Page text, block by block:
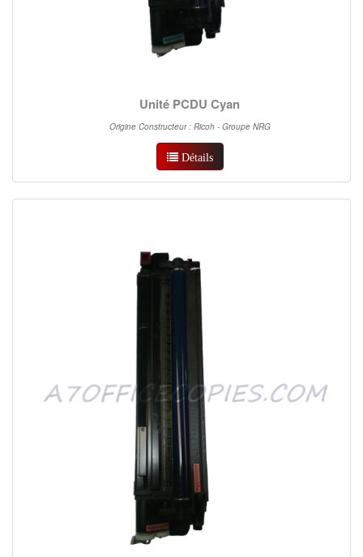
Unité PCDU Cyan
Origine Constructeur : Ricoh - Groupe NRG
Détails